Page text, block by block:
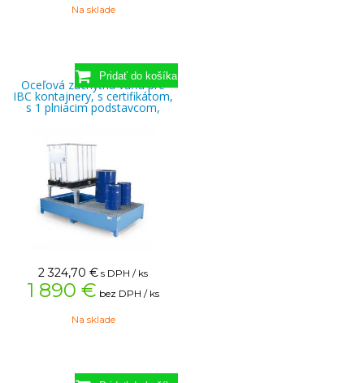
Na sklade
Oceľová záchytná vaňa pre
IBC kontajnery, s certifikátom,
s 1 plniacim podstavcom,
2 324,70 € s DPH / ks
1 890 € bez DPH / ks
Na sklade